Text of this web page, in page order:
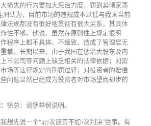
损失的行为要加大惩治力度，罚到其倾家荡
洲认为，目前市场的违规成本过低与我国当前
法规都没有很好地贯彻有很大关系，其具体
性不够。他说，虽然在原则性上规定很明
程序上都不具体、不细致，造成了管理层无
拳。长期以来，由于我国在惩治大股东及内
市公司等问题上缺乏相关的法律依据；对欺
场等法律规定的刑罚过轻；对投资者的赔偿
问题显然已经成为投资者对市场望而却步的
徐总：请您举例说明。
想先说一个“477次谴责不如1次判决”往事。有